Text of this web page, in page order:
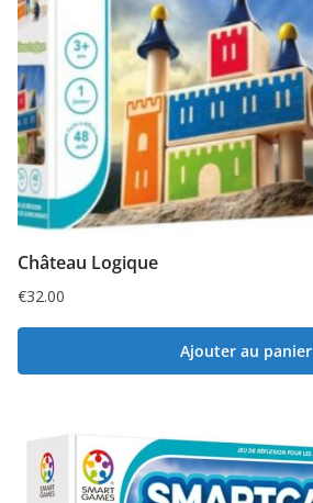
Château Logique
€32.00
Ajouter au panier